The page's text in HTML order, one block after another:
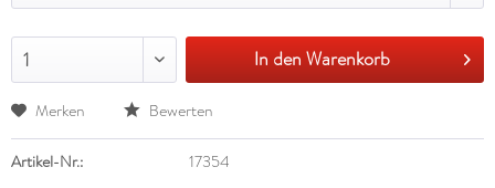
1 In den Warenkorb
Merken Bewerten
Artikel-Nr.: 17354